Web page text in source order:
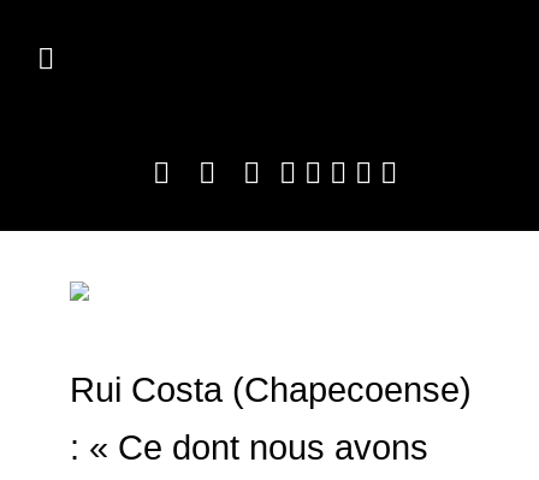
Rui Costa (Chapecoense)
: « Ce dont nous avons